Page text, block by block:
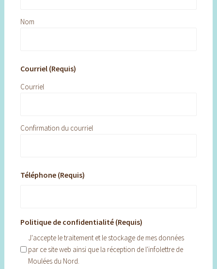
Nom
Courriel (Requis)
Courriel
Confirmation du courriel
Téléphone (Requis)
Politique de confidentialité (Requis)
J'accepte le traitement et le stockage de mes données
par ce site web ainsi que la réception de l'infolettre de
Moulées du Nord.